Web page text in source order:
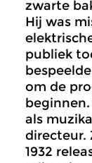
zwarte
Hij was
publiek
om de
als
directeur.
1932